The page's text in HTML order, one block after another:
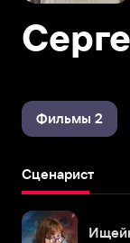
Фильмы 2
Сценарист